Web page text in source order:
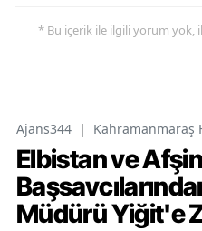
* Bu içerik ile ilgili yorum yok,
Ajans344 | Kahramanmaraş
Elbistan ve Afşin
Müdürü Yiğit'e